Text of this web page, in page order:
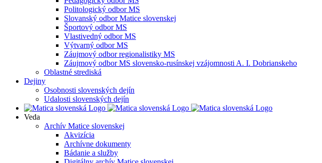
Politologický odbor MS
Slovanský odbor Matice slovenskej
Športový odbor MS
Vlastivedný odbor MS
Výtvarný odbor MS
Záujmový odbor regionalistiky MS
Záujmový odbor MS slovensko-rusínskej vzájomnosti A. I. Dobrianskeho
Oblastné strediská
Dejiny
Osobnosti slovenských dejín
Udalosti slovenských dejín
Veda
Archív Matice slovenskej
Akvizícia
Archívne dokumenty
Bádanie a služby